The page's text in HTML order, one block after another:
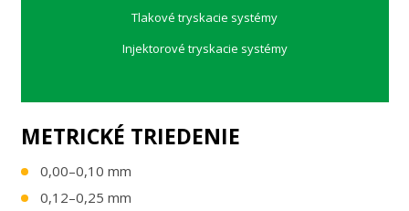
Tlakové tryskacie systémy
Injektorové tryskacie systémy
METRICKÉ TRIEDENIE
0,00–0,10 mm
0,12–0,25 mm